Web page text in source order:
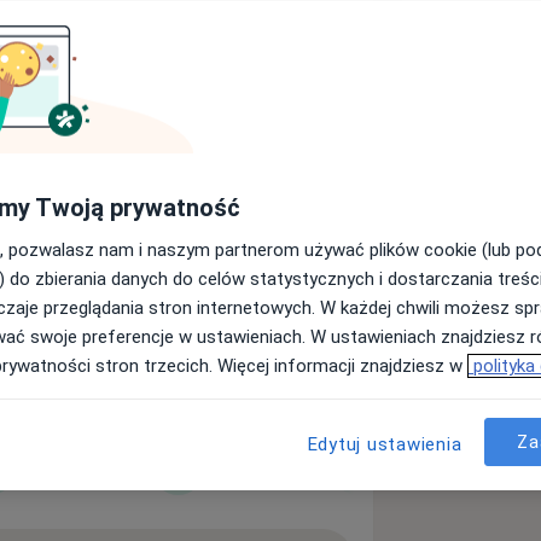
Wyślij wiadomość
Adresy Opinie
79/87 dedykowane jest dla
oraz Porad Telemedycznych.
Laryngologia
Twoją prywatność
pozwalasz nam i naszym partnerom używać plików cookie (lub
do zbierania danych do celów statystycznych i dostarczania
przeglądania stron internetowych. W każdej chwili możesz
swoje preferencje w ustawieniach. W ustawieniach znajdziesz
stron trzecich. Więcej informacji znajdziesz w polityka
Edytuj ustawienia